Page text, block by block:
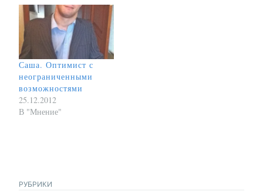
Саша. Оптимист с
неограниченными
возможностями
25.12.2012
В "Мнение"
РУБРИКИ